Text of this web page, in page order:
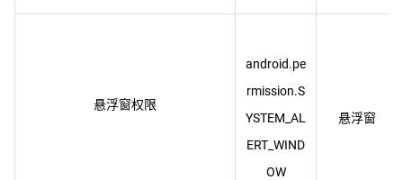
悬浮窗权限
android.pe
rmission.S
YSTEM_AL
ERT_WIND
OW